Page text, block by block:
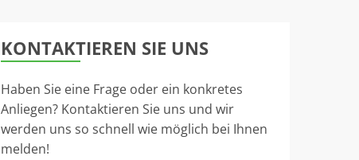
KONTAKTIEREN SIE UNS
Haben Sie eine Frage oder ein konkretes
Anliegen? Kontaktieren Sie uns und wir
werden uns so schnell wie möglich bei Ihnen
melden!